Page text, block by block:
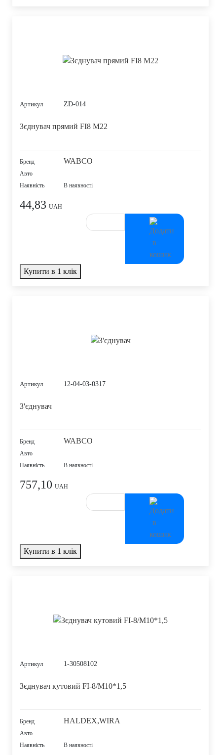
Артикул ZD-014
Зєднувач прямий FI8 M22
Бренд WABCO
Авто
Наявність
В наявності
UAH
44,83
Купити в 1 клік
Артикул 12-04-03-0317
З'єднувач
Бренд WABCO
Авто
Наявність
В наявності
UAH
757,10
Купити в 1 клік
Артикул 1-30508102
Зєднувач кутовий FI-8/M10*1,5
Бренд HALDEX,WIRA
Авто
Наявність
В наявності